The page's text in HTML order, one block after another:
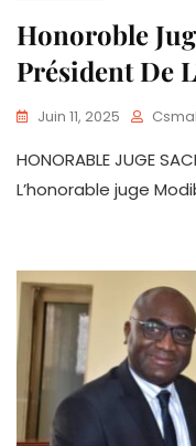
Honoroble
Président De
Juin 11, 2025
HONORABLE JUGE
L’honorable juge